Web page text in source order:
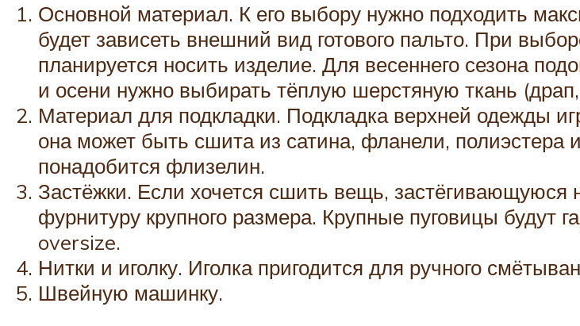
Основной материал. К его выбору нужно подходить
будет зависеть внешний вид готового пальто. При
планируется носить изделие. Для весеннего сезона
и осени нужно выбирать тёплую шерстяную ткань
Материал для подкладки. Подкладка верхней одежды
она может быть сшита из сатина, фланели, полиэстера
понадобится флизелин.
Застёжки. Если хочется сшить вещь, застёгивающуюся
фурнитуру крупного размера. Крупные пуговицы будут
oversize.
Нитки и иголку. Иголка пригодится для ручного
Швейную машинку.